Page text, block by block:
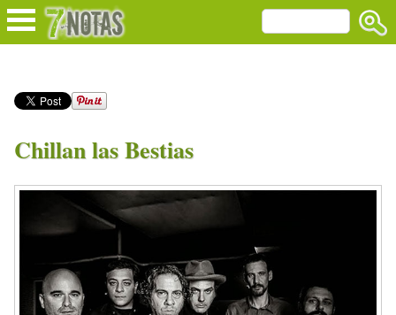
Chillan las Bestias